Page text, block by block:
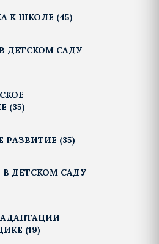
К ШКОЛЕ (45)
ДЕТСКОМ САДУ
(35)
РАЗВИТИЕ (35)
ДЕТСКОМ САДУ
(19)